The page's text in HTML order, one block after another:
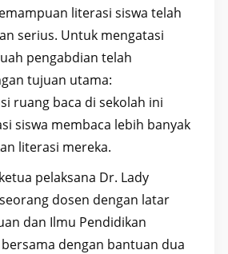
literasi siswa telah
serius. Untuk mengatasi
pengabdian telah
tujuan utama:
ruang baca di sekolah ini
siswa membaca lebih banyak
literasi mereka.
pelaksana Dr. Lady
dosen dengan latar
dan Ilmu Pendidikan
dengan bantuan dua